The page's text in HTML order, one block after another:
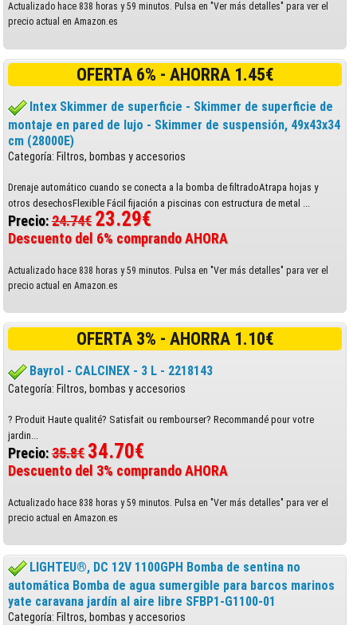
Actualizado hace 838 horas y 59 minutos. Pulsa en "Ver más detalles" para ver el
precio actual en Amazon.es
OFERTA 6% - AHORRA 1.45€
Intex Skimmer de superficie - Skimmer de superficie de
montaje en pared de lujo - Skimmer de suspensión, 49x43x34
cm (28000E)
Categoría: Filtros, bombas y accesorios
Drenaje automático cuando se conecta a la bomba de filtradoAtrapa hojas y
otros desechosFlexible Fácil fijación a piscinas con estructura de metal ...
Precio:24.74€ 23.29€
Descuento del 6% comprando AHORA
Actualizado hace 838 horas y 59 minutos. Pulsa en "Ver más detalles" para ver el
precio actual en Amazon.es
OFERTA 3% - AHORRA 1.10€
Bayrol - CALCINEX - 3 L - 2218143
Categoría: Filtros, bombas y accesorios
? Produit Haute qualité? Satisfait ou rembourser? Recommandé pour votre
jardin...
Precio:35.8€ 34.70€
Descuento del 3% comprando AHORA
Actualizado hace 838 horas y 59 minutos. Pulsa en "Ver más detalles" para ver el
precio actual en Amazon.es
LIGHTEU®, DC 12V 1100GPH Bomba de sentina no
automática Bomba de agua sumergible para barcos marinos
yate caravana jardín al aire libre SFBP1-G1100-01
Categoría: Filtros, bombas y accesorios